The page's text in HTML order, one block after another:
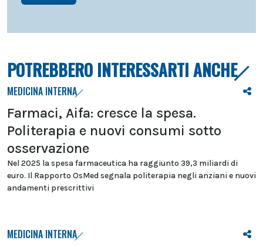
POTREBBERO INTERESSARTI ANCHE
MEDICINA INTERNA
Farmaci, Aifa: cresce la spesa.
Politerapia e nuovi consumi sotto
osservazione
Nel 2025 la spesa farmaceutica ha raggiunto 39,3 miliardi di
euro. Il Rapporto OsMed segnala politerapia negli anziani e nuovi
andamenti prescrittivi
MEDICINA INTERNA